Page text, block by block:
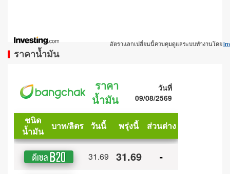
อัตราแลกเปลี่ยนนี้ควบคุมดูแลระบบทำงานโดย
ราคาน้ำมัน